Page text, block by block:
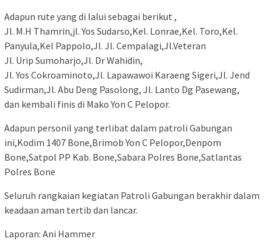
Adapun rute yang di lalui sebagai berikut ,
Jl. M.H Thamrin,jl. Yos Sudarso,Kel. Lonrae,Kel. Toro,Kel.
Panyula,Kel Pappolo,Jl. Jl. Cempalagi,Jl.Veteran
Jl. Urip Sumoharjo,Jl. Dr Wahidin,
Jl. Yos Cokroaminoto,Jl. Lapawawoi Karaeng Sigeri,Jl. Jend
Sudirman,Jl. Abu Deng Pasolong, Jl. Lanto Dg Pasewang,
dan kembali finis di Mako Yon C Pelopor.
Adapun personil yang terlibat dalam patroli Gabungan
ini,Kodim 1407 Bone,Brimob Yon C Pelopor,Denpom
Bone,Satpol PP Kab. Bone,Sabara Polres Bone,Satlantas
Polres Bone
Seluruh rangkaian kegiatan Patroli Gabungan berakhir dalam
keadaan aman tertib dan lancar.
Laporan: Ani Hammer